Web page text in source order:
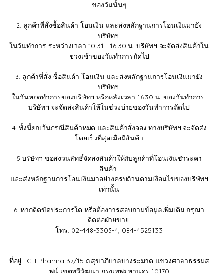
ของวันนั้นๆ
2. ลูกค้าที่สั่งซื้อสินค้า โอนเงิน และส่งหลักฐานการโอนเงินมายัง
บริษัทฯ
ในวันทำการ ระหว่างเวลา 10.31 - 16.30 น. บริษัทฯ จะจัดส่งสินค้าใน
ช่วงเช้าของวันทำการถัดไป
3. ลูกค้าที่สั่ง ซื้อสินค้า โอนเงิน และส่งหลักฐานการโอนเงินมายัง
บริษัทฯ
ในวันหยุดทำการของบริษัทฯ หรือหลังเวลา 16.30 น. ของวันทำการ
บริษัทฯ จะจัดส่งสินค้าให้ในช่วงบ่ายของวันทำการถัดไป
4. ทั้งนี้ยกเว้นกรณีสินค้าหมด และสินค้าสั่งจอง ทางบริษัทฯ จะจัดส่ง
โดยเร็วที่สุดเมื่อมีสินค้า
5.บริษัทฯ ขอสงวนสิทธิ์จัดส่งสินค้าให้กับลูกค้าที่โอนเงินชำระค่า
สินค้า
และส่งหลักฐานการโอนเงินมาอย่างครบถ้วนตามเงื่อนไขของบริษัทฯ
เท่านั้น
6. หากติดขัดประการใด หรือต้องการสอบถามข้อมูลเพิ่มเติม กรุณา
ติดต่อฝ่ายขาย
โทร. 02-448-3303-4, 084-4525133
ที่อยู่ : C.T.Pharma 37/15 ถ.สุขาภิบาลบางระมาด แขวงศาลาธรรมส
พน์ เขตทวีวัฒนา กรุงเทพมหานคร 10170